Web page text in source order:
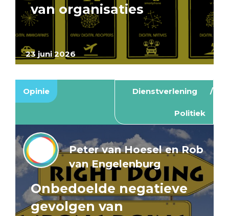
23 juni 2026
van organisaties
Opinie Dienstverlening
Politiek
Peter van Hoesel en Rob
van Engelenburg
Onbedoelde negatieve
gevolgen van